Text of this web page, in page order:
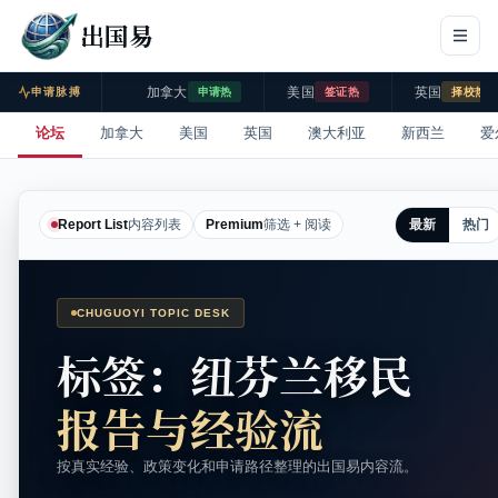
出国易
申请脉搏 加拿大 申请热 美国 签证热 英国 择校热
论坛 加拿大 美国 英国 澳大利亚 新西兰 爱
Report List内容列表 Premium筛选 + 阅读 最新 热门
CHUGUOYI TOPIC DESK
标签：纽芬兰移民
报告与经验流
按真实经验、政策变化和申请路径整理的出国易内容流。